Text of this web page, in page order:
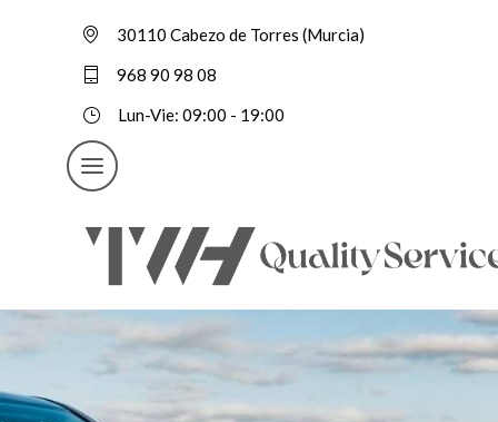
30110 Cabezo de Torres (Murcia)
968 90 98 08
Lun-Vie: 09:00 - 19:00